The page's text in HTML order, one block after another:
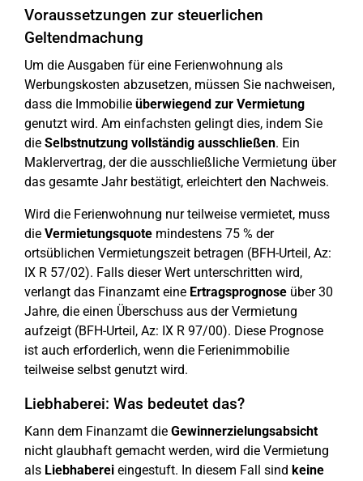
Voraussetzungen zur steuerlichen
Geltendmachung
Um die Ausgaben für eine Ferienwohnung als
Werbungskosten abzusetzen, müssen Sie nachweisen,
dass die Immobilie überwiegend zur Vermietung
genutzt wird. Am einfachsten gelingt dies, indem Sie
die Selbstnutzung vollständig ausschließen. Ein
Maklervertrag, der die ausschließliche Vermietung über
das gesamte Jahr bestätigt, erleichtert den Nachweis.
Wird die Ferienwohnung nur teilweise vermietet, muss
die Vermietungsquote mindestens 75 % der
ortsüblichen Vermietungszeit betragen (BFH-Urteil, Az:
IX R 57/02). Falls dieser Wert unterschritten wird,
verlangt das Finanzamt eine Ertragsprognose über 30
Jahre, die einen Überschuss aus der Vermietung
aufzeigt (BFH-Urteil, Az: IX R 97/00). Diese Prognose
ist auch erforderlich, wenn die Ferienimmobilie
teilweise selbst genutzt wird.
Liebhaberei: Was bedeutet das?
Kann dem Finanzamt die Gewinnerzielungsabsicht
nicht glaubhaft gemacht werden, wird die Vermietung
als Liebhaberei eingestuft. In diesem Fall sind keine